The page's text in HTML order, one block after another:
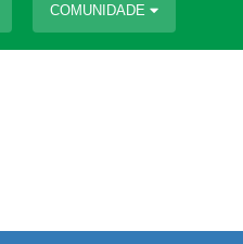
COMUNIDADE